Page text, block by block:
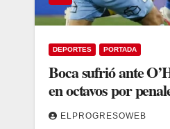
DEPORTES PORTADA
Boca sufrió ante
en octavos por
ELPROGRESOWEB